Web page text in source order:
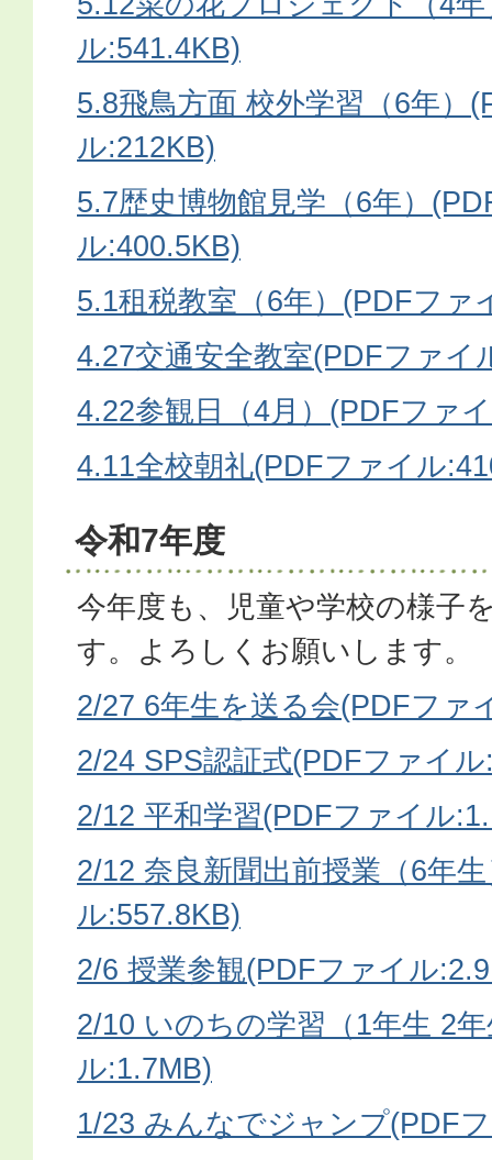
ル:541.4KB)
5.8飛鳥方面 校外学習（6年）
ル:212KB)
5.7歴史博物館見学（6年）
ル:400.5KB)
5.1租税教室（6年）(PDFファ
4.27交通安全教室(PDFファイ
4.22参観日（4月）(PDFファ
4.11全校朝礼(PDFファイル
令和7年度
今年度も、児童や学校の様子
す。よろしくお願いします。
2/27 6年生を送る会(PDFファ
2/24 SPS認証式(PDFファイ
2/12 平和学習(PDFファイル
2/12 奈良新聞出前授業（6年
ル:557.8KB)
2/6 授業参観(PDFファイル
2/10 いのちの学習（1年生 2
ル:1.7MB)
1/23 みんなでジャンプ(PDF